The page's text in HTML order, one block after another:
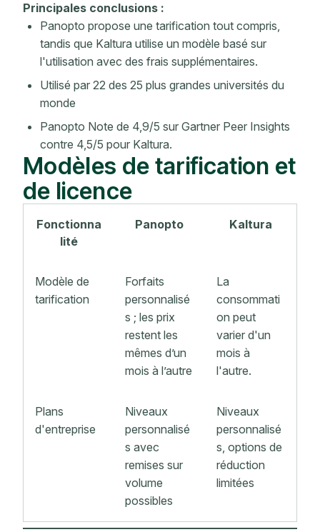
Principales conclusions :
Panopto propose une tarification tout compris,
tandis que Kaltura utilise un modèle basé sur
l'utilisation avec des frais supplémentaires.
Utilisé par 22 des 25 plus grandes universités du
monde
Panopto Note de 4,9/5 sur Gartner Peer Insights
contre 4,5/5 pour Kaltura.
Modèles de tarification et
de licence
Fonctionna
lité
Panopto Kaltura
Modèle de
tarification
Forfaits
personnalisé
s ; les prix
restent les
mêmes d’un
mois à l’autre
La
consommati
on peut
varier d'un
mois à
l'autre.
Plans
d'entreprise
Niveaux
personnalisé
s avec
remises sur
volume
possibles
Niveaux
personnalisé
s, options de
réduction
limitées